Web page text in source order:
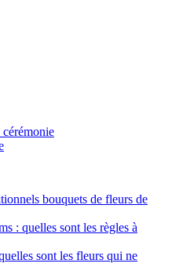
bouquets de fleurs de
: quelles sont les règles à
sont les fleurs qui ne